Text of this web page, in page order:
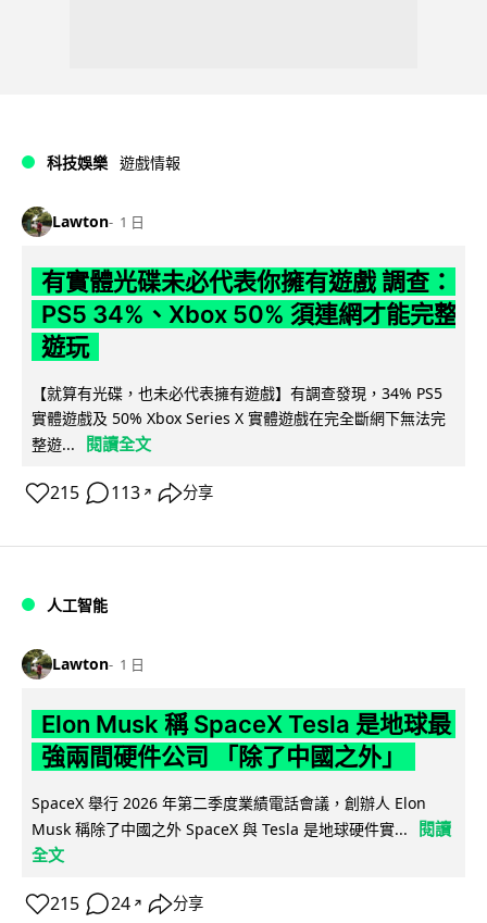
科技娛樂 遊戲情報
Lawton 1 日
有實體光碟未必代表你擁有遊戲 調查：
PS5 34%、Xbox 50% 須連網才能完整
遊玩
【就算有光碟，也未必代表擁有遊戲】有調查發現，34% PS5
實體遊戲及 50% Xbox Series X 實體遊戲在完全斷網下無法完
整遊...
閱讀全文
215 113 ↗ 分享
人工智能
Lawton 1 日
Elon Musk 稱 SpaceX Tesla 是地球最
強兩間硬件公司 「除了中國之外」
SpaceX 舉行 2026 年第二季度業績電話會議，創辦人 Elon
Musk 稱除了中國之外 SpaceX 與 Tesla 是地球硬件實...
閱讀
全文
215 24 ↗ 分享